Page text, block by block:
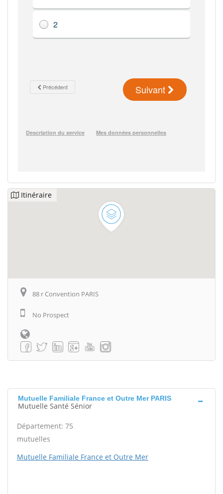
Itinéraire
88 r Convention PARIS
No Prospect
Mutuelle Familiale France et Outre Mer PARIS
Mutuelle Santé Sénior
Département: 75
mutuelles
Mutuelle Familiale France et Outre Mer